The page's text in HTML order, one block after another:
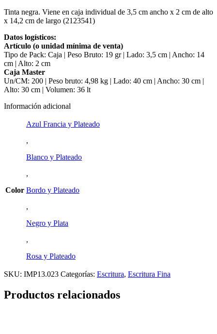
Tinta negra. Viene en caja individual de 3,5 cm ancho x 2 cm de alto
x 14,2 cm de largo (2123541)
Datos logísticos:
Artículo (o unidad mínima de venta)
Tipo de Pack: Caja | Peso Bruto: 19 gr | Lado: 3,5 cm | Ancho: 14
cm | Alto: 2 cm
Caja Master
Un/CM: 200 | Peso bruto: 4,98 kg | Lado: 40 cm | Ancho: 30 cm |
Alto: 30 cm | Volumen: 36 lt
Información adicional
Color
Azul Francia y Plateado
,
Blanco y Plateado
,
Bordo y Plateado
,
Negro y Plata
,
Rosa y Plateado
SKU: IMP13.023 Categorías: Escritura, Escritura Fina
Productos relacionados